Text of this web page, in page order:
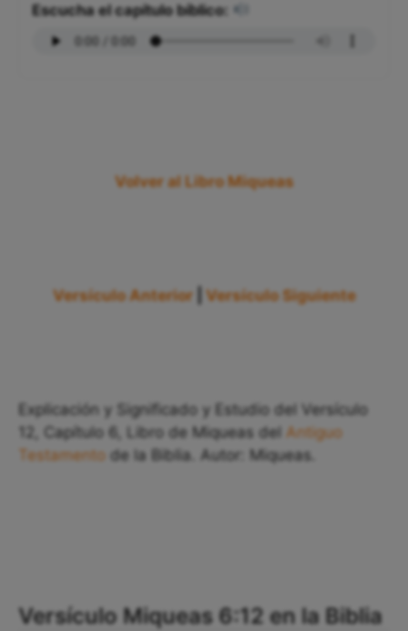
Escucha el capítulo bíblico:
Volver al Libro Miqueas
Versículo Anterior Versículo Siguiente
Explicación y Significado y Estudio del Versículo
12, Capítulo 6, Libro de Miqueas del Antiguo
Testamento de la Biblia. Autor: Miqueas.
Versículo Miqueas 6:12 en la Biblia